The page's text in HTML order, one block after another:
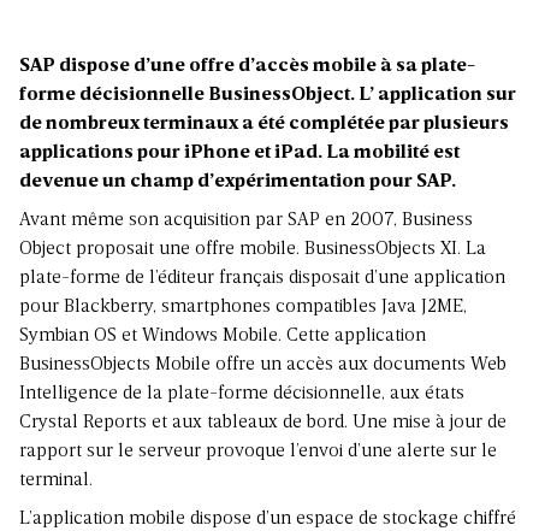
SAP dispose d’une offre d’accès mobile à sa plate-
forme décisionnelle BusinessObject. L’ application sur
de nombreux terminaux a été complétée par plusieurs
applications pour iPhone et iPad. La mobilité est
devenue un champ d’expérimentation pour SAP.
Avant même son acquisition par SAP en 2007, Business
Object proposait une offre mobile. BusinessObjects XI. La
plate-forme de l’éditeur français disposait d’une application
pour Blackberry, smartphones compatibles Java J2ME,
Symbian OS et Windows Mobile. Cette application
BusinessObjects Mobile offre un accès aux documents Web
Intelligence de la plate-forme décisionnelle, aux états
Crystal Reports et aux tableaux de bord. Une mise à jour de
rapport sur le serveur provoque l’envoi d’une alerte sur le
terminal.
L’application mobile dispose d’un espace de stockage chiffré